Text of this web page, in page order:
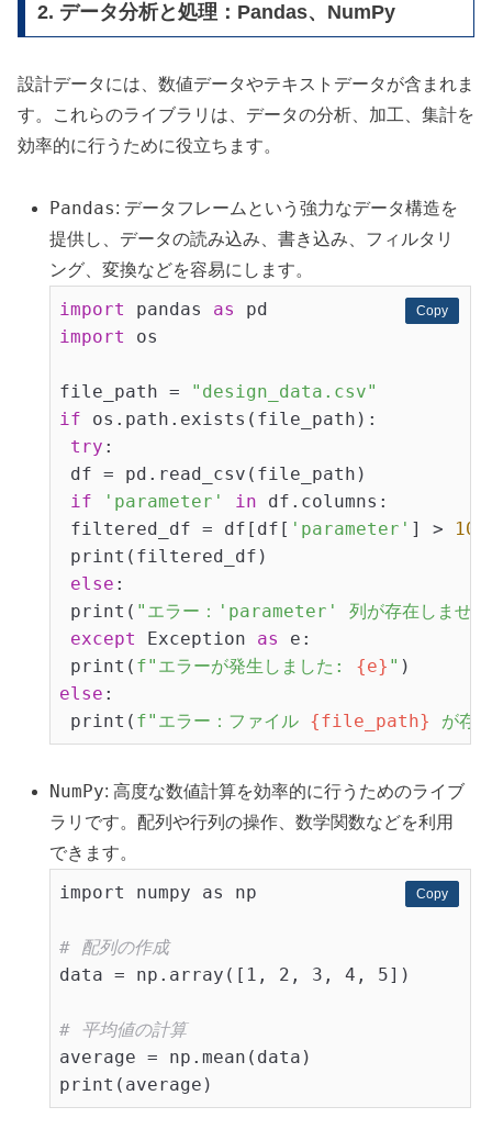
2. データ分析と処理：Pandas、NumPy
設計データには、数値データやテキストデータが含まれま
す。これらのライブラリは、データの分析、加工、集計を
効率的に行うために役立ちます。
Pandas: データフレームという強力なデータ構造を
提供し、データの読み込み、書き込み、フィルタリ
ング、変換などを容易にします。
Copy
Copy
import pandas as
import
os
file_path = "design_data.csv"
if os.path.exists(file_path):
try :
df = pd.read_csv(file_path)
if
'parameter' in df.columns:
filtered_df = df[df[ 'parameter' ] > 100
print(filtered_df)
else :
print( "エラー：'parameter' 列が存在しませ
except
Exception as
e:
print( f"エラーが発生しました: {e} "
else :
print( f"エラー：ファイル {file_path} が存
NumPy: 高度な数値計算を効率的に行うためのライブ
ラリです。配列や行列の操作、数学関数などを利用
できます。
Copy
Copy
import numpy as np
# 配列の作成
data = np.array([1, 2, 3, 4, 5])
# 平均値の計算
average = np.mean(data)